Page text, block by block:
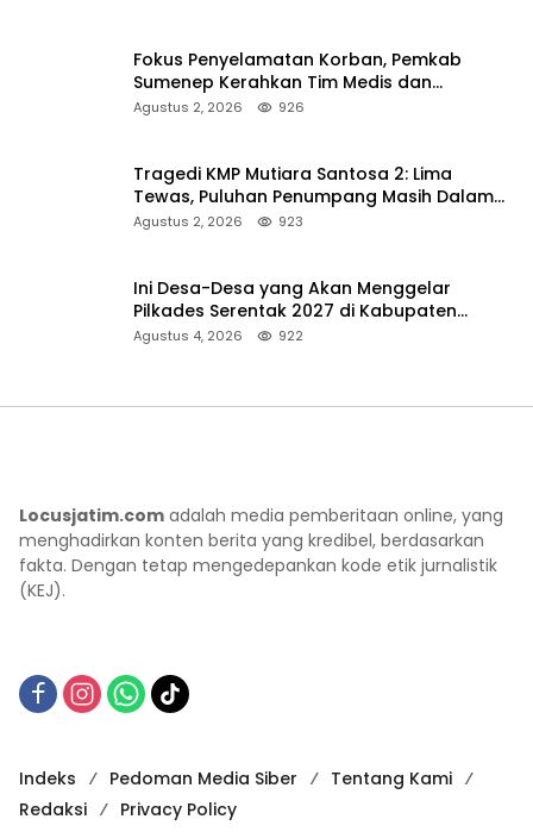
Fokus Penyelamatan Korban, Pemkab
Sumenep Kerahkan Tim Medis dan
Ambulans ke Pelabuhan Kalianget
Agustus 2, 2026 926
Tragedi KMP Mutiara Santosa 2: Lima
Tewas, Puluhan Penumpang Masih Dalam
Pencarian
Agustus 2, 2026 923
Ini Desa-Desa yang Akan Menggelar
Pilkades Serentak 2027 di Kabupaten
Sumenep
Agustus 4, 2026 922
Locusjatim.com adalah media pemberitaan online, yang
menghadirkan konten berita yang kredibel, berdasarkan
fakta. Dengan tetap mengedepankan kode etik jurnalistik
(KEJ).
Indeks Pedoman Media Siber
Tentang Kami
Redaksi
Privacy Policy